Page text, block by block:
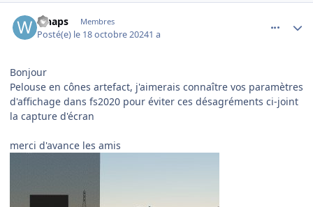
whaps Membres
Posté(e) le 18 octobre 20241 a
Bonjour
Pelouse en cônes artefact, j'aimerais connaître vos paramètres
d'affichage dans fs2020 pour éviter ces désagréments ci-joint
la capture d'écran
merci d'avance les amis